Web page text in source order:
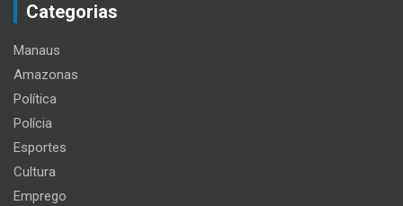
Categorias
Manaus
Amazonas
Política
Polícia
Esportes
Cultura
Emprego